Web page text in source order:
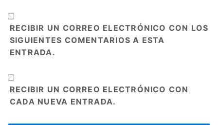
RECIBIR UN CORREO ELECTRÓNICO CON LOS
SIGUIENTES COMENTARIOS A ESTA
ENTRADA.
RECIBIR UN CORREO ELECTRÓNICO CON
CADA NUEVA ENTRADA.